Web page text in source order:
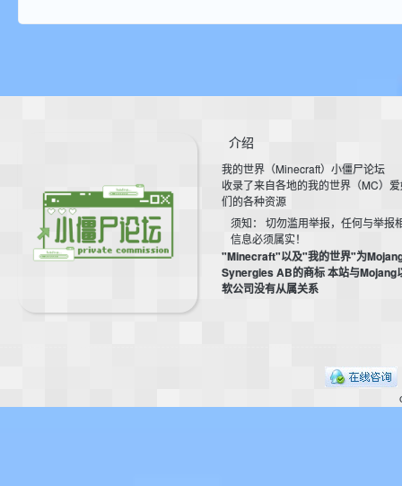
aft
介绍
我的世界（Minecraft）小僵尸论坛
收录了来自各地的我的世界（MC）
们的各种资源
须知： 切勿滥用举报，任何与举报
信息必须属实！
"Minecraft"以及"我的世界"为
Synergies AB的商标 本站与Mojang
软公司没有从属关系